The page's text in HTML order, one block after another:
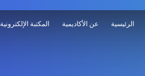
الرئيسية عن الأكاديمية المكتبة الإلكترونية